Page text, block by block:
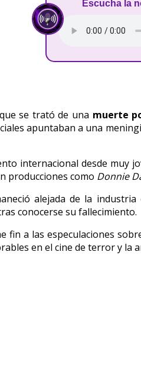
Escucha la
se trató de una muerte
apuntaban a una
internacional desde muy
producciones como Donnie
alejada de la
conocerse su fallecimiento.
fin a las especulaciones
en el cine de terror y la